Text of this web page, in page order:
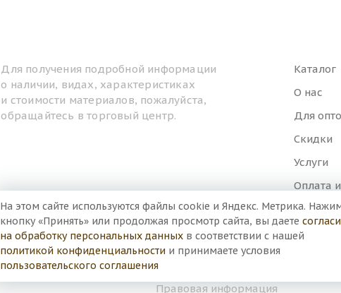
Для получения подробной информации
о наличии, видах, характеристиках
и стоимости материалов, пожалуйста,
обращайтесь в торговый центр.
Каталог
О нас
Для
Скидки
Услуги
Оплата
Правовая информация
На этом сайте используются файлы cookie и Яндекс. Метрика.
кнопку «Принять» или продолжая просмотр сайта, вы даете
на обработку персональных данных в соответствии с нашей
политикой конфиденциальности и принимаете условия
пользовательского соглашения